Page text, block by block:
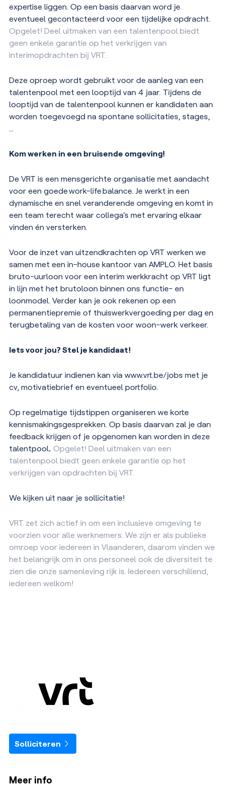
expertise liggen. Op een basis daarvan word je
eventueel gecontacteerd voor een tijdelijke opdracht.
Opgelet! Deel uitmaken van een talentenpool biedt
geen enkele garantie op het verkrijgen van
interimopdrachten bij VRT.
Deze oproep wordt gebruikt voor de aanleg van een
talentenpool met een looptijd van 4 jaar. Tijdens de
looptijd van de talentenpool kunnen er kandidaten aan
worden toegevoegd na spontane sollicitaties, stages,
…
Kom werken in een bruisende omgeving!
De VRT is een mensgerichte organisatie met aandacht
voor een goedework-lifebalance. Je werkt in een
dynamische en snel veranderende omgeving en komt in
een team terecht waar collega’s met ervaring elkaar
vinden én versterken.
Voor de inzet van uitzendkrachten op VRT werken we
samen met een in-house kantoor van AMPLO. Het basis
bruto-uurloon voor een interim werkkracht op VRT ligt
in lijn met het brutoloon binnen ons functie- en
loonmodel. Verder kan je ook rekenen op een
permanentiepremie of thuiswerkvergoeding per dag en
terugbetaling van de kosten voor woon-werk verkeer.
Iets voor jou? Stel je kandidaat!
Je kandidatuur indienen kan via www.vrt.be/jobs met je
cv, motivatiebrief en eventueel portfolio.
Op regelmatige tijdstippen organiseren we korte
kennismakingsgesprekken. Op basis daarvan zal je dan
feedback krijgen of je opgenomen kan worden in deze
talentpool. Opgelet! Deel uitmaken van een
talentenpool biedt geen enkele garantie op het
verkrijgen van opdrachten bij VRT.
We kijken uit naar je sollicitatie!
VRT zet zich actief in om een inclusieve omgeving te
voorzien voor alle werknemers. We zijn er als publieke
omroep voor iedereen in Vlaanderen, daarom vinden we
het belangrijk om in ons personeel ook de diversiteit te
zien die onze samenleving rijk is. Iedereen verschillend,
iedereen welkom!
Solliciteren
Meer info